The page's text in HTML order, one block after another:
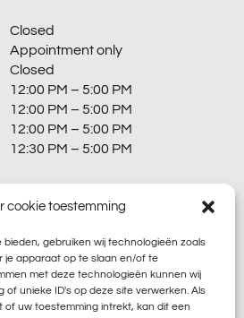
cookie toestemming
gebruiken wij technologieën zoals
je apparaat op te slaan en/of te
met deze technologieën kunnen wij
of unieke ID's op deze site verwerken. Als
uw toestemming intrekt, kan dit een
Closed
Appointment only
Closed
12:00 PM – 5:00 PM
12:00 PM – 5:00 PM
12:00 PM – 5:00 PM
12:30 PM – 5:00 PM
12:00-14:30
gesloten
LET OP:wij hebben vaker
aangepaste
openingstijden, alle
actuele openingstijden